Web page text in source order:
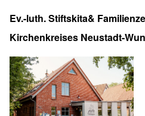
Ev.-luth. Stiftskita&
Kirchenkreises Neustadt-